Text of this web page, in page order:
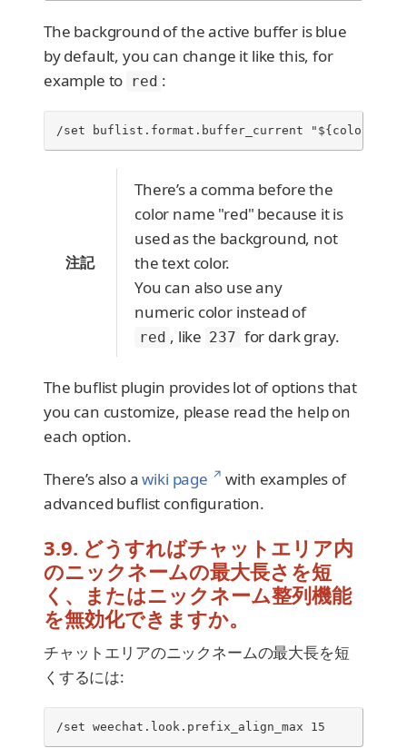
The background of the active buffer is blue
by default, you can change it like this, for
example to red :
/set buflist.format.buffer_current
注記
There’s a comma before the
color name "red" because it is
used as the background, not
the text color.
You can also use any
numeric color instead of
red , like 237 for dark gray.
The buflist plugin provides lot of options that
you can customize, please read the help on
each option.
There’s also awiki page ↗ with examples of
advanced buflist configuration.
3.9. どうすればチャットエリア内
のニックネームの最大長さを短
く、またはニックネーム整列機能
を無効化できますか。
チャットエリアのニックネームの最大長を短
くするには:
/set weechat.look.prefix_align_max 15